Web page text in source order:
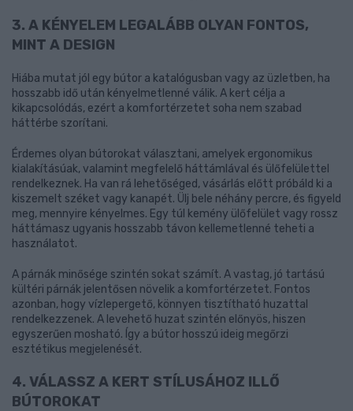
3. A KÉNYELEM LEGALÁBB OLYAN FONTOS,
MINT A DESIGN
Hiába mutat jól egy bútor a katalógusban vagy az üzletben, ha
hosszabb idő után kényelmetlenné válik. A kert célja a
kikapcsolódás, ezért a komfortérzetet soha nem szabad
háttérbe szorítani.
Érdemes olyan bútorokat választani, amelyek ergonomikus
kialakításúak, valamint megfelelő háttámlával és ülőfelülettel
rendelkeznek. Ha van rá lehetőséged, vásárlás előtt próbáld ki a
kiszemelt széket vagy kanapét. Ülj bele néhány percre, és figyeld
meg, mennyire kényelmes. Egy túl kemény ülőfelület vagy rossz
háttámasz ugyanis hosszabb távon kellemetlenné teheti a
használatot.
A párnák minősége szintén sokat számít. A vastag, jó tartású
kültéri párnák jelentősen növelik a komfortérzetet. Fontos
azonban, hogy vízlepergető, könnyen tisztítható huzattal
rendelkezzenek. A levehető huzat szintén előnyös, hiszen
egyszerűen mosható. Így a bútor hosszú ideig megőrzi
esztétikus megjelenését.
4. VÁLASSZ A KERT STÍLUSÁHOZ ILLŐ
BÚTOROKAT